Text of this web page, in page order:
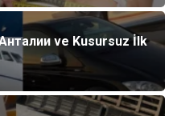
ve Kusursuz İlk